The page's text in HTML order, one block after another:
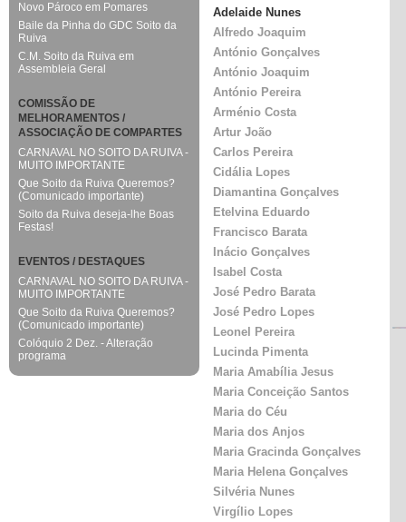
Adelaide Nunes
Alfredo Joaquim
António Gonçalves
António Joaquim
António Pereira
Arménio Costa
Artur João
Carlos Pereira
Cidália Lopes
Diamantina Gonçalves
Etelvina Eduardo
Francisco Barata
Inácio Gonçalves
Isabel Costa
José Pedro Barata
José Pedro Lopes
Leonel Pereira
Lucinda Pimenta
Maria Amabília Jesus
Maria Conceição Santos
Maria do Céu
Maria dos Anjos
Maria Gracinda Gonçalves
Maria Helena Gonçalves
Silvéria Nunes
Virgílio Lopes
Novo Pároco em Pomares
Baile da Pinha do GDC Soito da
Ruiva
C.M. Soito da Ruiva em
Assembleia Geral
COMISSÃO DE
MELHORAMENTOS /
ASSOCIAÇÃO DE COMPARTES
CARNAVAL NO SOITO DA RUIVA -
MUITO IMPORTANTE
Que Soito da Ruiva Queremos?
(Comunicado importante)
Soito da Ruiva deseja-lhe Boas
Festas!
EVENTOS / DESTAQUES
CARNAVAL NO SOITO DA RUIVA -
MUITO IMPORTANTE
Que Soito da Ruiva Queremos?
(Comunicado importante)
Colóquio 2 Dez. - Alteração
programa